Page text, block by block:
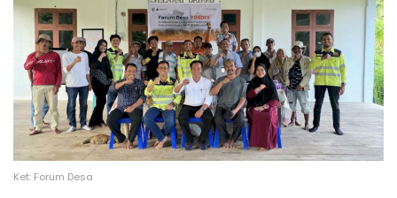
Ket: Forum Desa